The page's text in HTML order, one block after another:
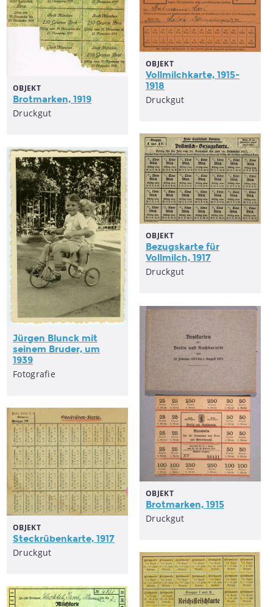
OBJEKT
Brotmarken, 1919
Druckgut
OBJEKT
Vollmilchkarte, 1915-
1918
Druckgut
OBJEKT
Bezugskarte für
Vollmilch, 1917
Druckgut
Jürgen Blunck mit
seinem Bruder, um
1939
Fotografie
OBJEKT
Brotmarken, 1915
Druckgut
OBJEKT
Steckrübenkarte, 1917
Druckgut